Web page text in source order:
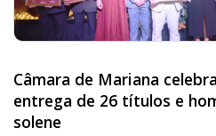
Câmara de Mariana
entrega de 26 títulos e
solene